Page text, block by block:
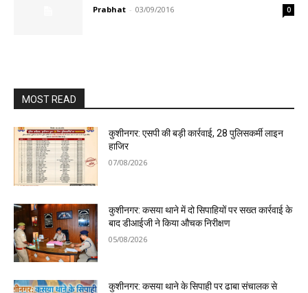
Prabhat - 03/09/2016 0
MOST READ
कुशीनगर: एसपी की बड़ी कार्रवाई, 28 पुलिसकर्मी लाइन
हाजिर
07/08/2026
कुशीनगर: कसया थाने में दो सिपाहियों पर सख्त कार्रवाई के
बाद डीआईजी ने किया औचक निरीक्षण
05/08/2026
कुशीनगर: कसया थाने के सिपाही पर ढाबा संचालक से